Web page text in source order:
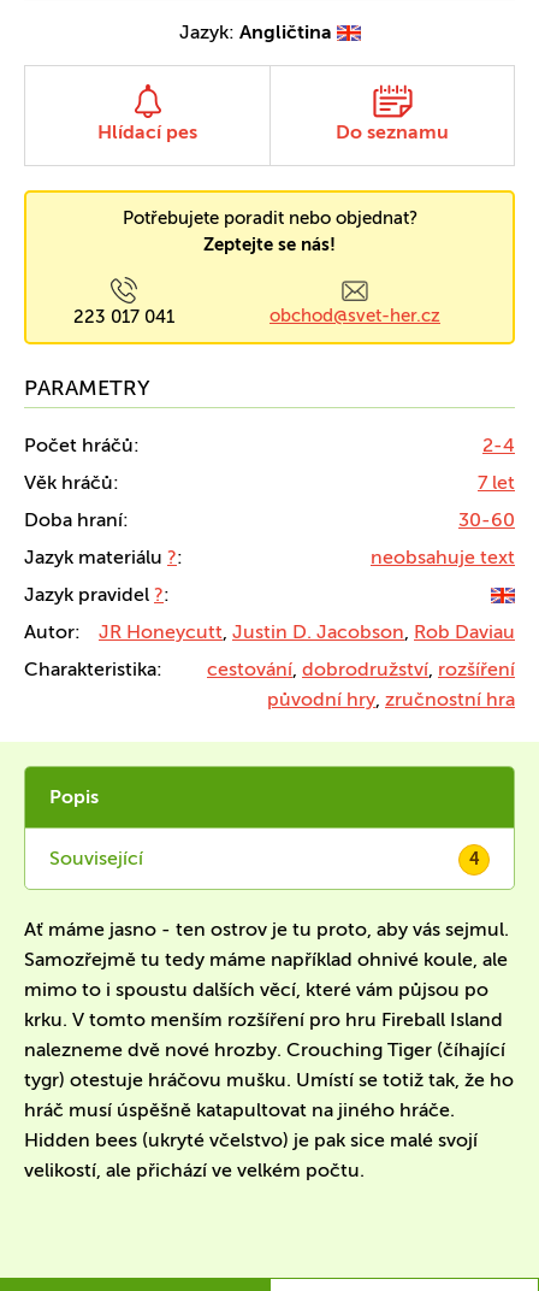
Jazyk: Angličtina
Hlídací pes Do seznamu
Potřebujete poradit nebo objednat?
Zeptejte se nás!
223 017 041 obchod@svet-her.cz
PARAMETRY
Počet hráčů:
2-4
Věk hráčů:
7 let
Doba hraní:
30-60
Jazyk materiálu ?:
neobsahuje text
Jazyk pravidel ?:
Autor:
JR Honeycutt, Justin D. Jacobson, Rob Daviau
Charakteristika:
cestování, dobrodružství, rozšíření
původní hry, zručnostní hra
Popis
Související 4
Ať máme jasno - ten ostrov je tu proto, aby vás sejmul.
Samozřejmě tu tedy máme například ohnivé koule, ale
mimo to i spoustu dalších věcí, které vám půjsou po
krku. V tomto menším rozšíření pro hru Fireball Island
nalezneme dvě nové hrozby. Crouching Tiger (číhající
tygr) otestuje hráčovu mušku. Umístí se totiž tak, že ho
hráč musí úspěšně katapultovat na jiného hráče.
Hidden bees (ukryté včelstvo) je pak sice malé svojí
velikostí, ale přichází ve velkém počtu.